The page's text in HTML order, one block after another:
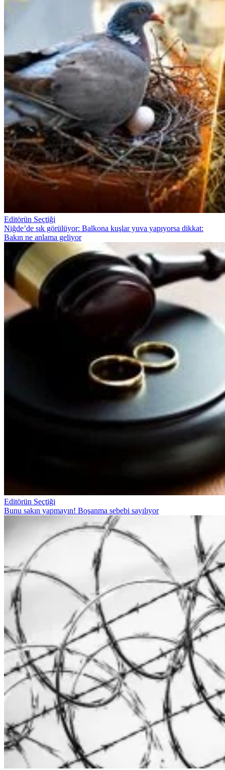
Editörün Seçtiği
Niğde’de sık görülüyor: Balkona kuşlar yuva yapıyorsa dikkat:
Bakın ne anlama geliyor
Editörün Seçtiği
Bunu sakın yapmayın! Boşanma sebebi sayılıyor